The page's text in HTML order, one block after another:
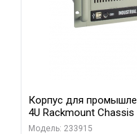
Корпус для
4U Rackmount Chassis
Advantech 15 слотов,
Модель: 233915